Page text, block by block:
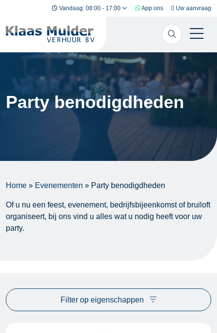
Ga naar inhoud Vandaag: 08:00 - 17:00 App ons Uw aanvraag
Party benodigdheden
Home » Evenementen » Party benodigdheden
Of u nu een feest, evenement, bedrijfsbijeenkomst of bruiloft
organiseert, bij ons vind u alles wat u nodig heeft voor uw
party.
Filter op eigenschappen